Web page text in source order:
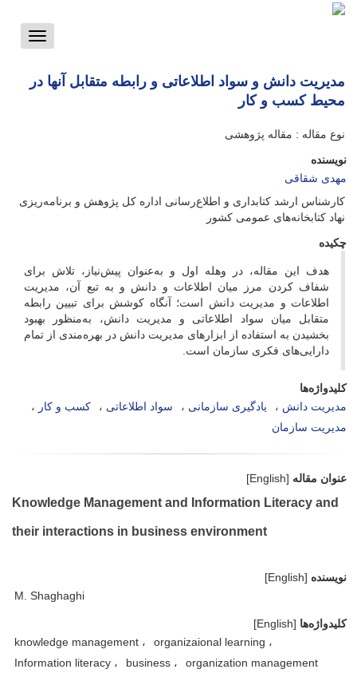
Toggle
مدیریت دانش و سواد اطلاعاتی و رابطه متقابل آنها در
محیط کسب و کار
نوع مقاله : مقاله پژوهشی
نویسنده
مهدی شقاقی
کارشناس ارشد کتابداری و اطلاع‌رسانی اداره کل پژوهش و برنامه‌ریزی
نهاد کتابخانه‌های عمومی کشور
چکیده
هدف این مقاله، در وهله اول و به‌عنوان پیش‌نیاز، تلاش برای
شفاف کردن مرز میان اطلاعات و دانش و به تبع آن، مدیریت
اطلاعات و مدیریت دانش است؛ آنگاه کوشش برای تبیین رابطه
متقابل میان سواد اطلاعاتی و مدیریت دانش، به‌منظور بهبود
بخشیدن به استفاده از ابزارهای مدیریت دانش در بهره‌مندی از تمام
دارایی‌های فکری سازمان است.
کلیدواژه‌ها
مدیریت دانش
یادگیری سازمانی سواد اطلاعاتی
کسب و کار
مدیریت سازمان
عنوان مقاله [English]
Knowledge Management and Information Literacy and
their interactions in business environment
نویسنده [English]
M. Shaghaghi
کلیدواژه‌ها [English]
knowledge management
organizaional learning
Information literacy
business organization management